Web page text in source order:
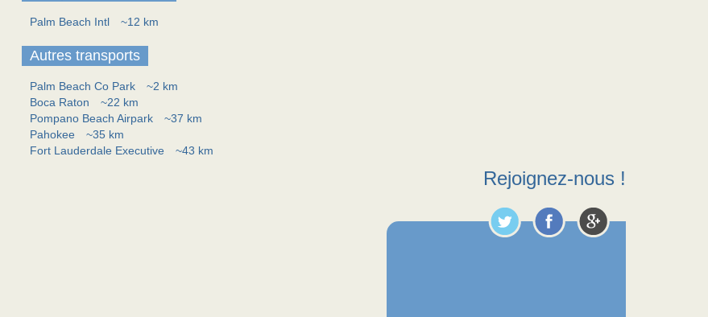
Palm Beach Intl ~12 km
Autres transports
Palm Beach Co Park
~2 km
Boca Raton
~22 km
Pompano Beach Airpark
~37 km
Pahokee
~35 km
Fort Lauderdale Executive
~43 km
Rejoignez-nous !